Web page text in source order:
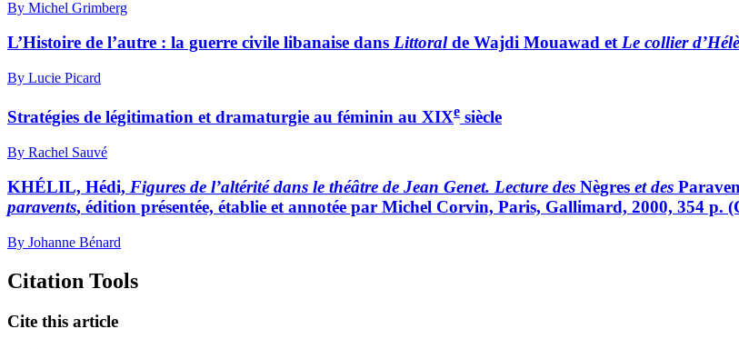
By Michel Grimberg
L’Histoire de l’autre : la guerre civile libanaise dans Littoralde Wajdi Mouawad etLe collier
By Lucie Picard
Stratégies de légitimation et dramaturgie au féminin au XIXe siècle
By Rachel Sauvé
KHÉLIL, Hédi, Figures de l’altérité dans le théâtre de Jean Genet. Lecture des Nègres et des
paravents, édition présentée, établie et annotée par Michel Corvin, Paris, Gallimard, 2000, 354 p.
By Johanne Bénard
Citation Tools
Cite this article